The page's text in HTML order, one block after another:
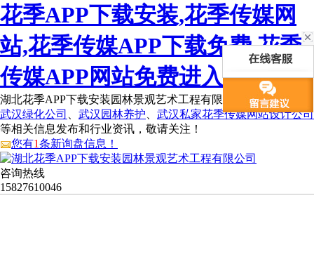
花季APP下载安装,花季传媒网
站,花季传媒APP下载免费,花季
传媒APP网站免费进入
湖北花季APP下载安装园林景观艺术工程有限公司为您免费提供
武汉绿化公司
武汉园林养护
武汉私家花季传媒网站设计公司
等相关信息发布和行业资讯，敬请关注！
您有1条新询盘信息！
咨询热线
15827610046